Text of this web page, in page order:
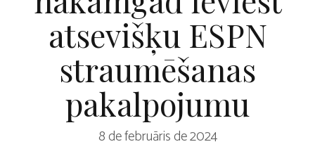
atsevišķu ESPN
straumēšanas
pakalpojumu
8 de februāris de 2024